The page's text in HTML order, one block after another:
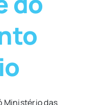
Ministério das